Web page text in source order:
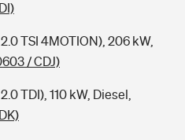
für deine Kids
TSI 4MOTION), 206 kW,
/ CDJ)
TDI), 110 kW, Diesel,